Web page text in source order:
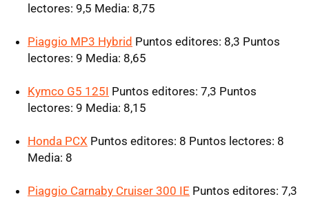
lectores: 9,5 Media: 8,75
Piaggio MP3 Hybrid Puntos editores: 8,3 Puntos
lectores: 9 Media: 8,65
Kymco G5 125I Puntos editores: 7,3 Puntos
lectores: 9 Media: 8,15
Honda PCX Puntos editores: 8 Puntos lectores: 8
Media: 8
Piaggio Carnaby Cruiser 300 IE Puntos editores: 7,3